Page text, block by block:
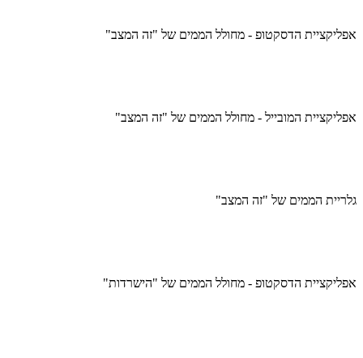
אפליקציית הדסקטופ - מחולל הממים של "זה המצב"
אפליקציית המובייל - מחולל הממים של "זה המצב"
גלריית הממים של "זה המצב"
אפליקציית הדסקטופ - מחולל הממים של "הישרדות"